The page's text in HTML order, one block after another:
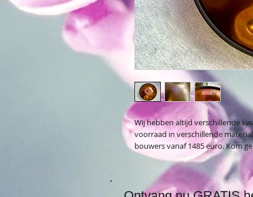
Wij hebben altijd verschillende
voorraad in verschillende
bouwers vanaf 1485 euro. Kom